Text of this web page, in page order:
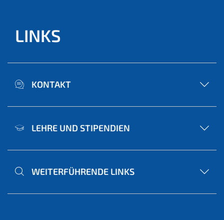
LINKS
KONTAKT
LEHRE UND STIPENDIEN
WEITERFÜHRENDE LINKS